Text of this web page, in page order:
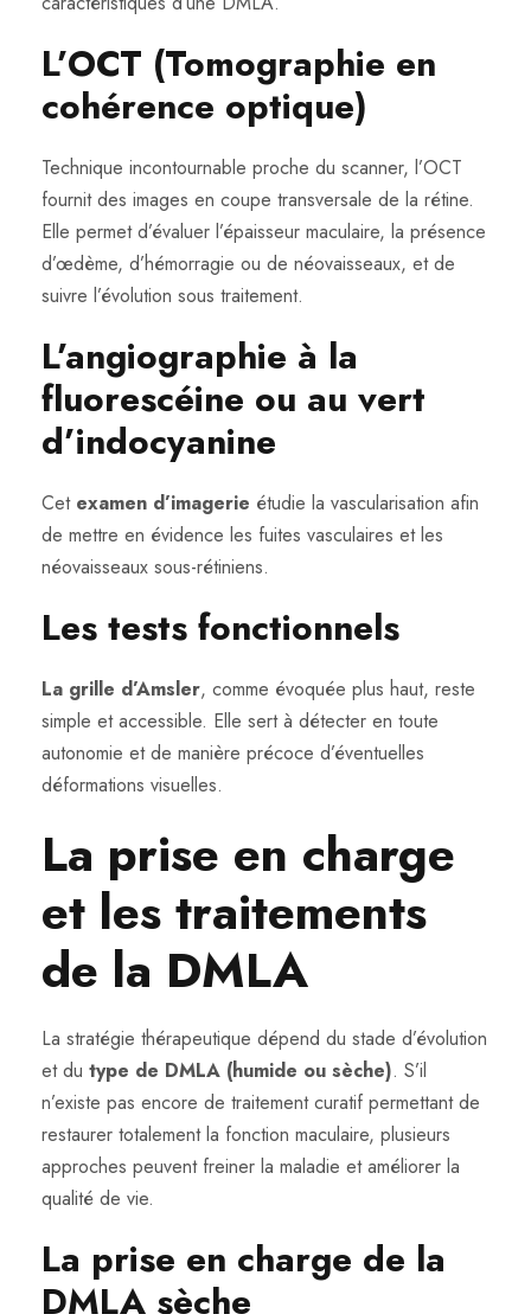
L’OCT (Tomographie en
cohérence optique)
Technique incontournable proche du scanner, l’OCT
fournit des images en coupe transversale de la rétine.
Elle permet d’évaluer l’épaisseur maculaire, la présence
d’œdème, d’hémorragie ou de néovaisseaux, et de
suivre l’évolution sous traitement.
L’angiographie à la
fluorescéine ou au vert
d’indocyanine
Cet examen d’imagerie étudie la vascularisation afin
de mettre en évidence les fuites vasculaires et les
néovaisseaux sous-rétiniens.
Les tests fonctionnels
La grille d’Amsler, comme évoquée plus haut, reste
simple et accessible. Elle sert à détecter en toute
autonomie et de manière précoce d’éventuelles
déformations visuelles.
La prise en charge
et les traitements
de la DMLA
La stratégie thérapeutique dépend du stade d’évolution
et du type de DMLA (humide ou sèche). S’il
n’existe pas encore de traitement curatif permettant de
restaurer totalement la fonction maculaire, plusieurs
approches peuvent freiner la maladie et améliorer la
qualité de vie.
La prise en charge de la
DMLA sèche